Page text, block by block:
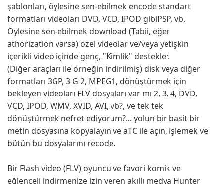
şablonları, öylesine sen-ebilmek encode standart
formatları videoları DVD, VCD, IPOD gibiPSP, vb.
Öylesine sen-ebilmek download (Tabii, eğer
athorization varsa) özel videolar ve/veya yetişkin
içerikli video içinde genç, "Kimlik" destekler.
(Diğer araçları ile örneğin indirilmiş) disk veya diğer
formatları 3GP, 3 G 2, MPEG1, dönüştürmek için
bekleyen videoları FLV dosyaları var mı 2, 3, 4, DVD,
VCD, IPOD, WMV, XVID, AVI, vb?, ve tek tek
dönüştürmek nefret ediyorum?... yolun bir basit bir
metin dosyasına kopyalayın ve aTC ile açın, işlemek ve
bütün bu dosyalarını recode.
Bir Flash video (FLV) oyuncu ve favori komik ve
eğlenceli indirmenize izin veren akıllı medya Hunter